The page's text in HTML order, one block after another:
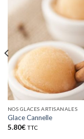
NOS GLACES ARTISANALES
Glace Cannelle
5.80€ TTC